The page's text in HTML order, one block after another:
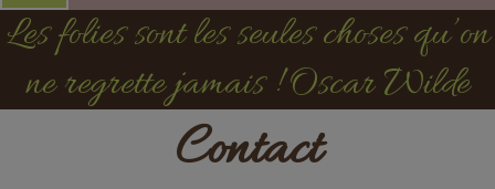
Les folies sont les seules choses qu’on
ne regrette jamais ! Oscar Wilde
Contact